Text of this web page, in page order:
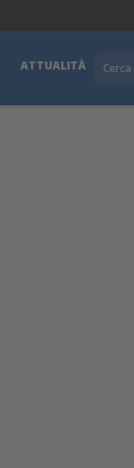
ATTUALITÀ Cerca